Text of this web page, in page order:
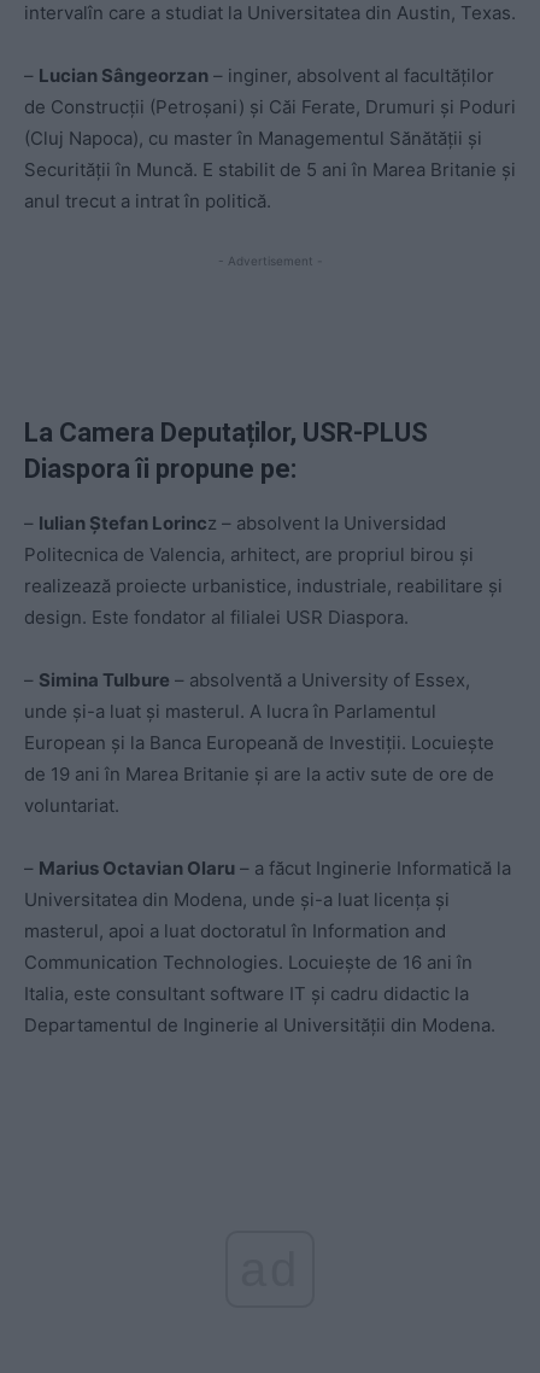
intervalîn care a studiat la Universitatea din Austin, Texas.
– Lucian Sângeorzan – inginer, absolvent al facultăților
de Construcții (Petroșani) și Căi Ferate, Drumuri și Poduri
(Cluj Napoca), cu master în Managementul Sănătății și
Securității în Muncă. E stabilit de 5 ani în Marea Britanie și
anul trecut a intrat în politică.
- Advertisement -
La Camera Deputaților, USR-PLUS
Diaspora îi propune pe:
– Iulian Ștefan Lorincz – absolvent la Universidad
Politecnica de Valencia, arhitect, are propriul birou și
realizează proiecte urbanistice, industriale, reabilitare și
design. Este fondator al filialei USR Diaspora.
– Simina Tulbure – absolventă a University of Essex,
unde și-a luat și masterul. A lucra în Parlamentul
European și la Banca Europeană de Investiții. Locuiește
de 19 ani în Marea Britanie și are la activ sute de ore de
voluntariat.
– Marius Octavian Olaru – a făcut Inginerie Informatică la
Universitatea din Modena, unde și-a luat licența și
masterul, apoi a luat doctoratul în Information and
Communication Technologies. Locuiește de 16 ani în
Italia, este consultant software IT și cadru didactic la
Departamentul de Inginerie al Universității din Modena.